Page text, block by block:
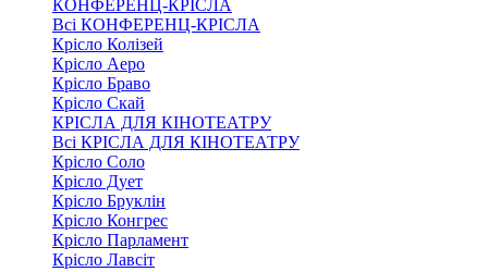
КОНФЕРЕНЦ-КРІСЛА
Всі КОНФЕРЕНЦ-КРІСЛА
Крісло Колізей
Крісло Аеро
Крісло Браво
Крісло Скай
КРІСЛА ДЛЯ КІНОТЕАТРУ
Всі КРІСЛА ДЛЯ КІНОТЕАТРУ
Крісло Соло
Крісло Дует
Крісло Бруклін
Крісло Конгрес
Крісло Парламент
Крісло Лавсіт